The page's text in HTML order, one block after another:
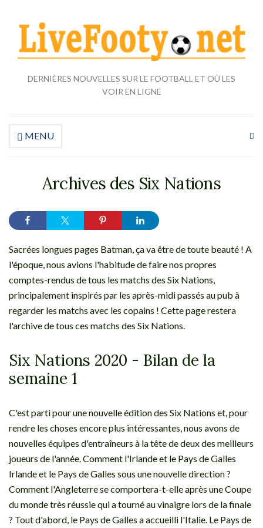
DERNIÈRES NOUVELLES SUR LE FOOTBALL ET OÙ LES
VOIR EN LIGNE
MENU
Archives des Six Nations
Sacrées longues pages Batman, ça va être de toute beauté ! A
l'époque, nous avions l'habitude de faire nos propres
comptes-rendus de tous les matchs des Six Nations,
principalement inspirés par les après-midi passés au pub à
regarder les matchs avec les copains ! Cette page restera
l'archive de tous ces matchs des Six Nations.
Six Nations 2020 - Bilan de la
semaine 1
C'est parti pour une nouvelle édition des Six Nations et, pour
rendre les choses encore plus intéressantes, nous avons de
nouvelles équipes d'entraîneurs à la tête de deux des meilleurs
joueurs de l'année. Comment l'Irlande et le Pays de Galles
Irlande et le Pays de Galles sous une nouvelle direction ?
Comment l'Angleterre se comportera-t-elle après une Coupe
du monde très réussie qui a tourné au vinaigre lors de la finale
? Tout d'abord, le Pays de Galles a accueilli l'Italie. Le Pays de